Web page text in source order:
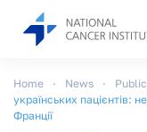
Home News
українських пацієнтів:
Франції